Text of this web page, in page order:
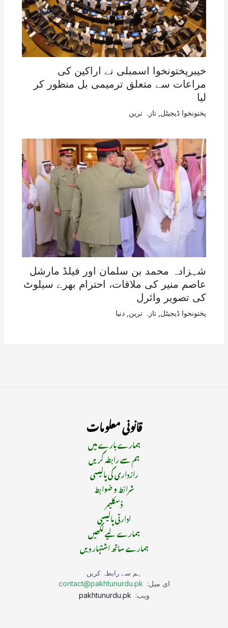
خیبرپختونخوا اسمبلی نے اراکین کی
مراعات سے متعلق ترمیمی بل منظور کر
لیا
پختونخوا ڈیجیٹل تازہ ترین
شہزادہ محمد بن سلمان اور فیلڈ مارشل
عاصم منیر کی ملاقات، احترام بھرے سیلوٹ
کی تصویر وائرل
پختونخوا ڈیجیٹل تازہ ترین دنیا
قانونی معلومات
ہمارے بارے میں
ہم سے رابطہ کریں
رازداری کی پالیسی
شرائط و ضوابط
ڈسکلیمر
ادارتی پالیسی
ہمارے لیے لکھیں
ہمارے ساتھ اشتہار دیں
ہم سے رابطہ کریں
ای میل: contact@pakhtunurdu.pk
ویب: